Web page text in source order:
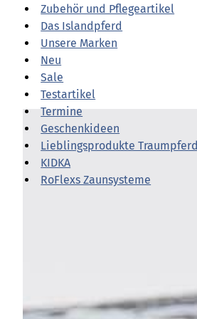
Zubehör und Pflegeartikel
Das Islandpferd
Unsere Marken
Neu
Sale
Testartikel
Termine
Geschenkideen
Lieblingsprodukte Traumpferd
KIDKA
RoFlexs Zaunsysteme
Pferd